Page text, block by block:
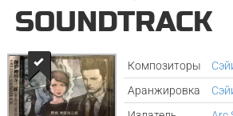
SOUNDTRACK
Композиторы
Аранжировка